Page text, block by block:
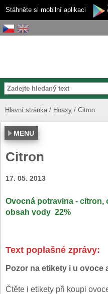
Stáhněte si mobilní aplikaci
Hlavní stránka Hoaxy Citron
MENU
Citron
17. 05. 2013
Ovocná potravina - citron,
obsah vody 22%
Text poplašné zprávy:
Pozor na etikety i u ovoce
Čtěte i etikety při koupi